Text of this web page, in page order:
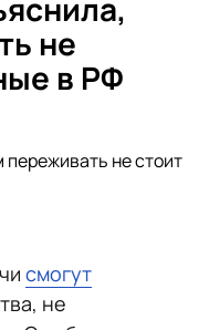
не
в РФ
не стоит
смогут
не